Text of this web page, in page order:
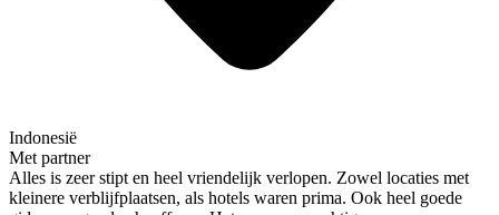
Indonesië
Met partner
Alles is zeer stipt en heel vriendelijk verlopen. Zowel locaties met
kleinere verblijfplaatsen, als hotels waren prima. Ook heel goede